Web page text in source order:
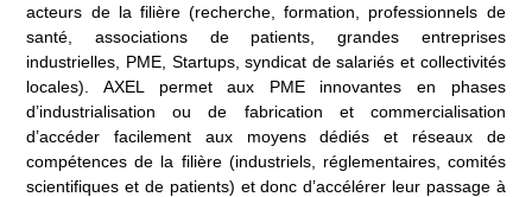
acteurs de la filière (recherche, formation, professionnels de
santé, associations de patients, grandes entreprises
industrielles, PME, Startups, syndicat de salariés et collectivités
locales). AXEL permet aux PME innovantes en phases
d’industrialisation ou de fabrication et commercialisation
d’accéder facilement aux moyens dédiés et réseaux de
compétences de la filière (industriels, réglementaires, comités
scientifiques et de patients) et donc d’accélérer leur passage à